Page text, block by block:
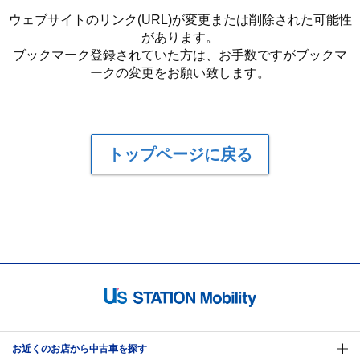
ウェブサイトのリンク(URL)が変更または削除された可能性
があります。
ブックマーク登録されていた方は、お手数ですがブックマ
ークの変更をお願い致します。
トップページに戻る
お近くのお店から中古車を探す